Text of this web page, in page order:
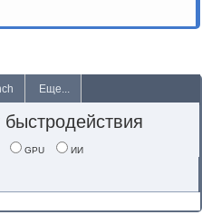
Еще...
GPU ИИ